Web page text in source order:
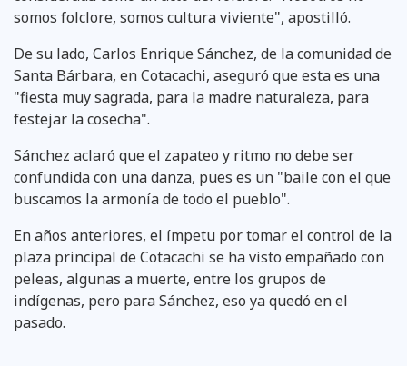
somos folclore, somos cultura viviente", apostilló.
De su lado, Carlos Enrique Sánchez, de la comunidad de
Santa Bárbara, en Cotacachi, aseguró que esta es una
"fiesta muy sagrada, para la madre naturaleza, para
festejar la cosecha".
Sánchez aclaró que el zapateo y ritmo no debe ser
confundida con una danza, pues es un "baile con el que
buscamos la armonía de todo el pueblo".
En años anteriores, el ímpetu por tomar el control de la
plaza principal de Cotacachi se ha visto empañado con
peleas, algunas a muerte, entre los grupos de
indígenas, pero para Sánchez, eso ya quedó en el
pasado.